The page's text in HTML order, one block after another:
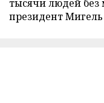
тысячи людей
президент